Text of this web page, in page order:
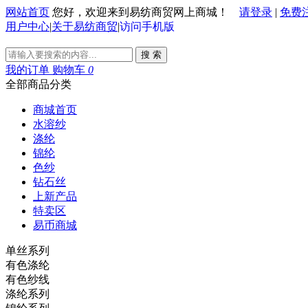
网站首页 您好，欢迎来到易纺商贸网上商城！ 请登录 | 免费
用户中心|关于易纺商贸|访问手机版
搜 索
我的订单 购物车 0
全部商品分类
商城首页
水溶纱
涤纶
锦纶
色纱
钻石丝
上新产品
特卖区
易币商城
单丝系列
有色涤纶
有色纱线
涤纶系列